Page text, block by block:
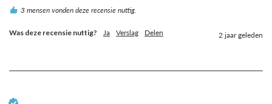
3 mensen vonden deze recensie nuttig.
Was deze recensie nuttig? Ja Verslag Delen 2 jaar geleden